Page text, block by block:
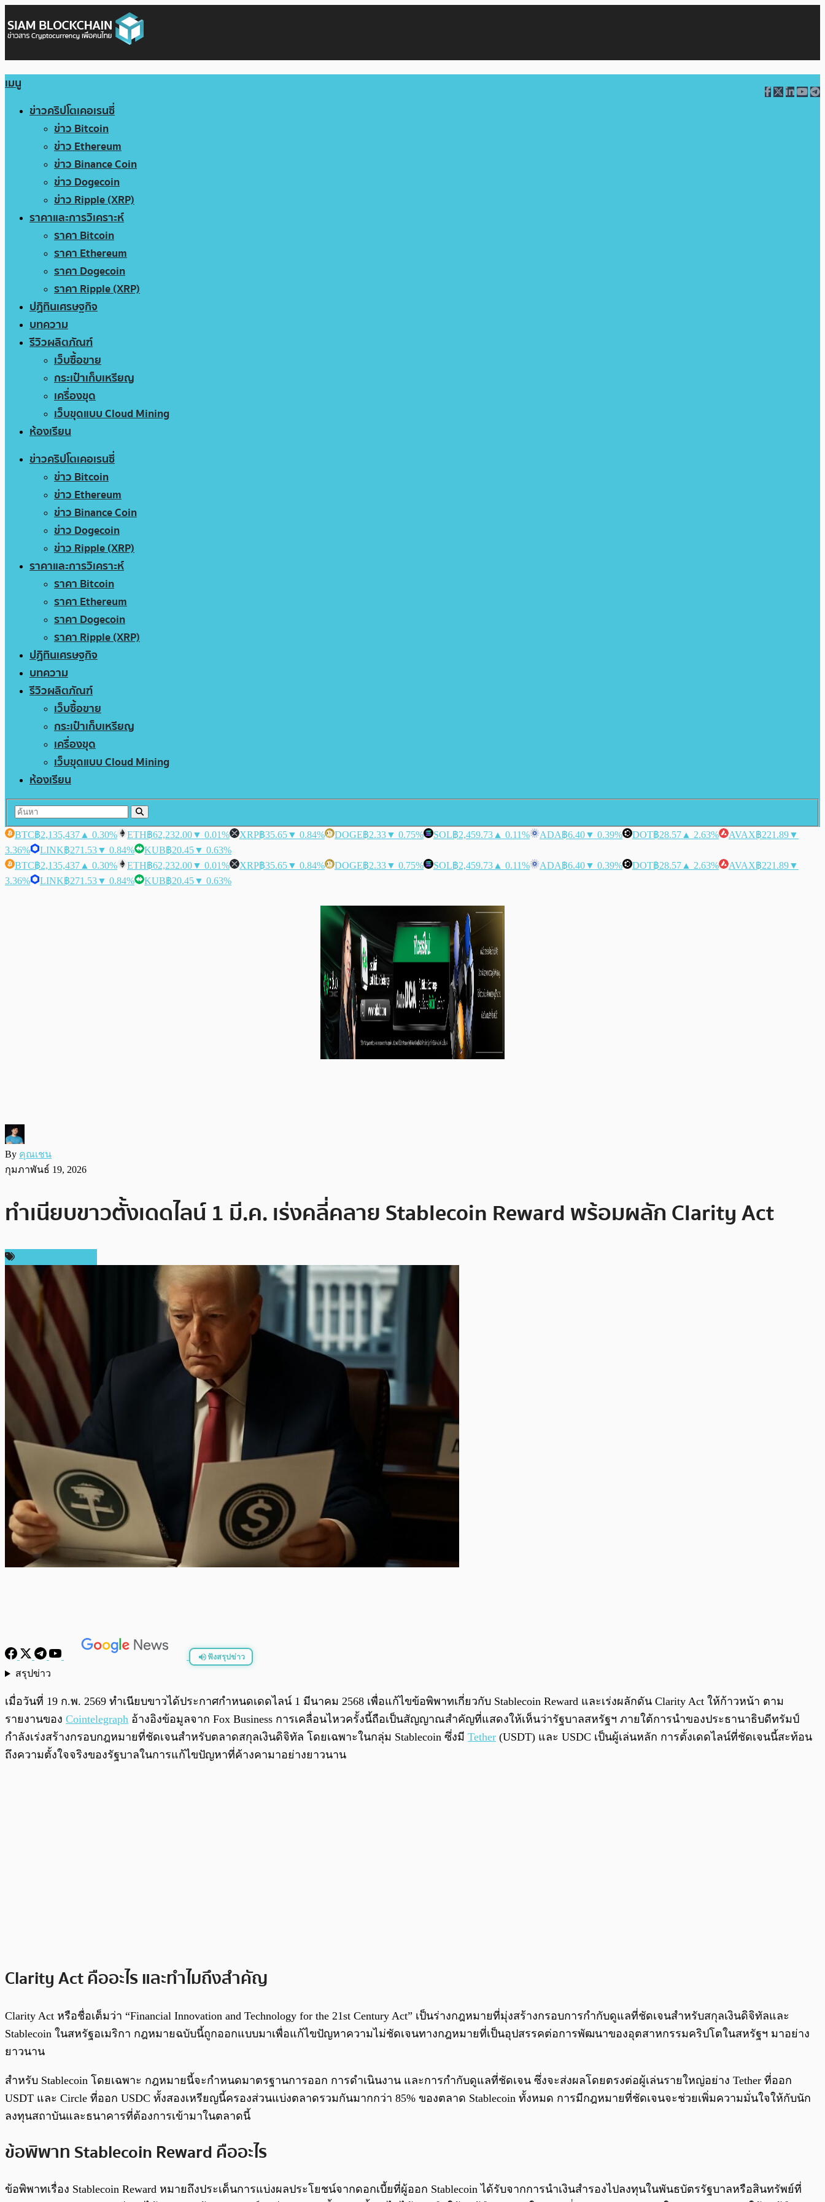
เมนู
ข่าวคริปโตเคอเรนซี่
ข่าว Bitcoin
ข่าว Ethereum
ข่าว Binance Coin
ข่าว Dogecoin
ข่าว Ripple (XRP)
ราคาและการวิเคราะห์
ราคา Bitcoin
ราคา Ethereum
ราคา Dogecoin
ราคา Ripple (XRP)
ปฏิทินเศรษฐกิจ
บทความ
รีวิวผลิตภัณฑ์
เว็บซื้อขาย
กระเป๋าเก็บเหรียญ
เครื่องขุด
เว็บขุดแบบ Cloud Mining
ห้องเรียน
ข่าวคริปโตเคอเรนซี่
ข่าว Bitcoin
ข่าว Ethereum
ข่าว Binance Coin
ข่าว Dogecoin
ข่าว Ripple (XRP)
ราคาและการวิเคราะห์
ราคา Bitcoin
ราคา Ethereum
ราคา Dogecoin
ราคา Ripple (XRP)
ปฏิทินเศรษฐกิจ
บทความ
รีวิวผลิตภัณฑ์
เว็บซื้อขาย
กระเป๋าเก็บเหรียญ
เครื่องขุด
เว็บขุดแบบ Cloud Mining
ห้องเรียน
BTC฿2,135,437 ▲ 0.30% ETH฿62,232.00▼ 0.01% XRP฿35.65▼ 0.84% DOGE฿2.33▼ 0.75% SOL฿2,459.73 ▲ 0.11% ADA฿6.40▼ 0.39% DOT฿28.57 ▲ 2.63% AVAX฿221.89▼
3.36%
LINK฿271.53▼ 0.84% KUB฿20.45▼ 0.63%
BTC฿2,135,437 ▲ 0.30% ETH฿62,232.00▼ 0.01% XRP฿35.65▼ 0.84% DOGE฿2.33▼ 0.75% SOL฿2,459.73 ▲ 0.11% ADA฿6.40▼ 0.39% DOT฿28.57 ▲ 2.63% AVAX฿221.89▼
3.36%
LINK฿271.53▼ 0.84% KUB฿20.45▼ 0.63%
By คุณเชน
กุมภาพันธ์ 19, 2026
ทำเนียบขาวตั้งเดดไลน์ 1 มี.ค. เร่งคลี่คลาย Stablecoin Reward พร้อมผลัก Clarity Act
ฟังสรุปข่าว
สรุปข่าว
เมื่อวันที่ 19 ก.พ. 2569 ทำเนียบขาวได้ประกาศกำหนดเดดไลน์ 1 มีนาคม 2568 เพื่อแก้ไขข้อพิพาทเกี่ยวกับ Stablecoin Reward และเร่งผลักดัน Clarity Act ให้ก้าวหน้า ตาม
รายงานของ Cointelegraph อ้างอิงข้อมูลจาก Fox Business การเคลื่อนไหวครั้งนี้ถือเป็นสัญญาณสำคัญที่แสดงให้เห็นว่ารัฐบาลสหรัฐฯ ภายใต้การนำของประธานาธิบดีทรัมป์
กำลังเร่งสร้างกรอบกฎหมายที่ชัดเจนสำหรับตลาดสกุลเงินดิจิทัล โดยเฉพาะในกลุ่ม Stablecoin ซึ่งมี Tether (USDT) และ USDC เป็นผู้เล่นหลัก การตั้งเดดไลน์ที่ชัดเจนนี้สะท้อน
ถึงความตั้งใจจริงของรัฐบาลในการแก้ไขปัญหาที่ค้างคามาอย่างยาวนาน
Clarity Act คืออะไร และทำไมถึงสำคัญ
Clarity Act หรือชื่อเต็มว่า “Financial Innovation and Technology for the 21st Century Act” เป็นร่างกฎหมายที่มุ่งสร้างกรอบการกำกับดูแลที่ชัดเจนสำหรับสกุลเงินดิจิทัลและ
Stablecoin ในสหรัฐอเมริกา กฎหมายฉบับนี้ถูกออกแบบมาเพื่อแก้ไขปัญหาความไม่ชัดเจนทางกฎหมายที่เป็นอุปสรรคต่อการพัฒนาของอุตสาหกรรมคริปโตในสหรัฐฯ มาอย่าง
ยาวนาน
สำหรับ Stablecoin โดยเฉพาะ กฎหมายนี้จะกำหนดมาตรฐานการออก การดำเนินงาน และการกำกับดูแลที่ชัดเจน ซึ่งจะส่งผลโดยตรงต่อผู้เล่นรายใหญ่อย่าง Tether ที่ออก
USDT และ Circle ที่ออก USDC ทั้งสองเหรียญนี้ครองส่วนแบ่งตลาดรวมกันมากกว่า 85% ของตลาด Stablecoin ทั้งหมด การมีกฎหมายที่ชัดเจนจะช่วยเพิ่มความมั่นใจให้กับนัก
ลงทุนสถาบันและธนาคารที่ต้องการเข้ามาในตลาดนี้
ข้อพิพาท Stablecoin Reward คืออะไร
ข้อพิพาทเรื่อง Stablecoin Reward หมายถึงประเด็นการแบ่งผลประโยชน์จากดอกเบี้ยที่ผู้ออก Stablecoin ได้รับจากการนำเงินสำรองไปลงทุนในพันธบัตรรัฐบาลหรือสินทรัพย์ที่